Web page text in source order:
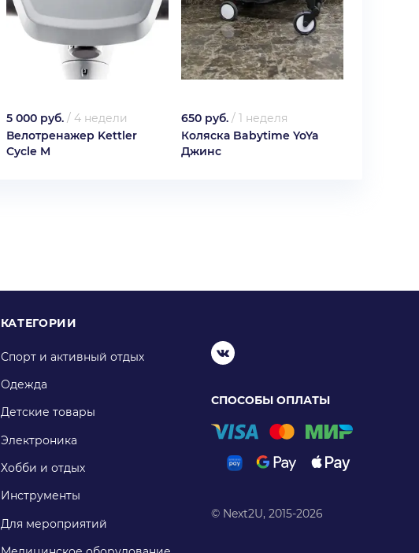
5 000 руб. / 4 недели
Велотренажер Kettler
Cycle M
650 руб. / 1 неделя
Коляска Babytime YoYa
Джинс
КАТЕГОРИИ
Спорт и активный отдых
Одежда
Детские товары
Электроника
Хобби и отдых
Инструменты
Для мероприятий
СПОСОБЫ ОПЛАТЫ
© Next2U, 2015-2026